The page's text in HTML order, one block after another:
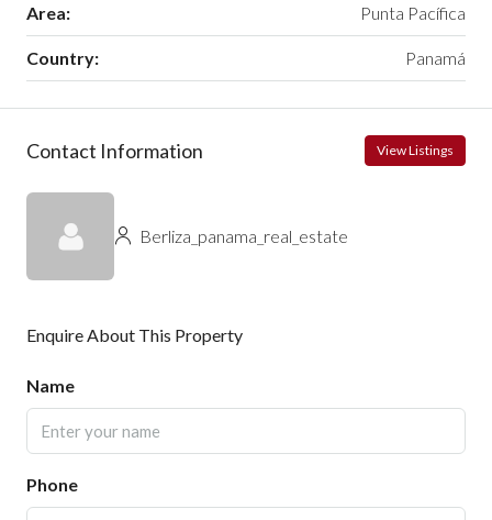
Area: Punta Pacífica
Country: Panamá
Contact Information View Listings
Berliza_panama_real_estate
Enquire About This Property
Name
Phone